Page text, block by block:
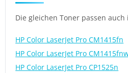
Die gleichen Toner passen auch
HP Color LaserJet Pro CM1415fn
HP Color LaserJet Pro
HP Color LaserJet Pro CP1525n